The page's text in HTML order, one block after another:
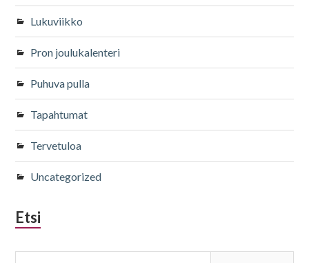
Lukuviikko
Pron joulukalenteri
Puhuva pulla
Tapahtumat
Tervetuloa
Uncategorized
Etsi